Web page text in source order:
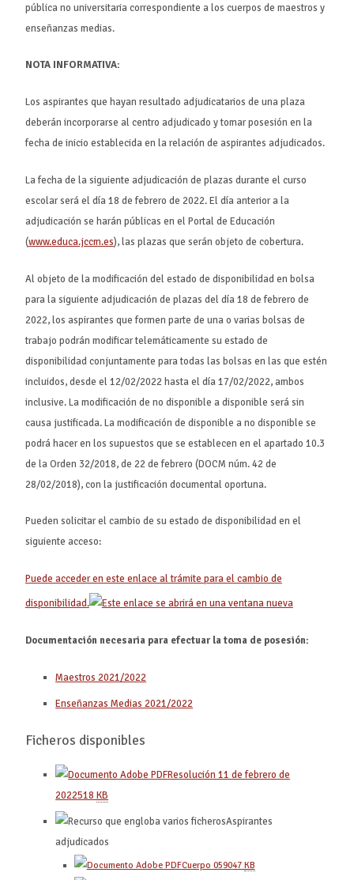
pública no universitaria correspondiente a los cuerpos de maestros y
enseñanzas medias.
NOTA INFORMATIVA:
Los aspirantes que hayan resultado adjudicatarios de una plaza
deberán incorporarse al centro adjudicado y tomar posesión en la
fecha de inicio establecida en la relación de aspirantes adjudicados.
La fecha de la siguiente adjudicación de plazas durante el curso
escolar será el día 18 de febrero de 2022. El día anterior a la
adjudicación se harán públicas en el Portal de Educación
(www.educa.jccm.es), las plazas que serán objeto de cobertura.
Al objeto de la modificación del estado de disponibilidad en bolsa
para la siguiente adjudicación de plazas del día 18 de febrero de
2022, los aspirantes que formen parte de una o varias bolsas de
trabajo podrán modificar telemáticamente su estado de
disponibilidad conjuntamente para todas las bolsas en las que estén
incluidos, desde el 12/02/2022 hasta el día 17/02/2022, ambos
inclusive. La modificación de no disponible a disponible será sin
causa justificada. La modificación de disponible a no disponible se
podrá hacer en los supuestos que se establecen en el apartado 10.3
de la Orden 32/2018, de 22 de febrero (DOCM núm. 42 de
28/02/2018), con la justificación documental oportuna.
Pueden solicitar el cambio de su estado de disponibilidad en el
siguiente acceso:
Puede acceder en este enlace al trámite para el cambio de
disponibilidad.
Documentación necesaria para efectuar la toma de posesión:
Maestros 2021/2022
Enseñanzas Medias 2021/2022
Ficheros disponibles
Resolución 11 de febrero de
2022518KB
Aspirantes
adjudicados
Cuerpo 059047 KB